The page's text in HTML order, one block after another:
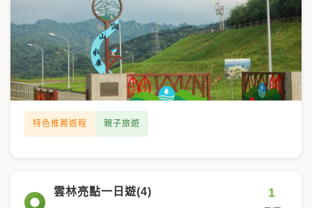
特色推薦遊程 親子旅遊
雲林亮點一日遊(4) 1